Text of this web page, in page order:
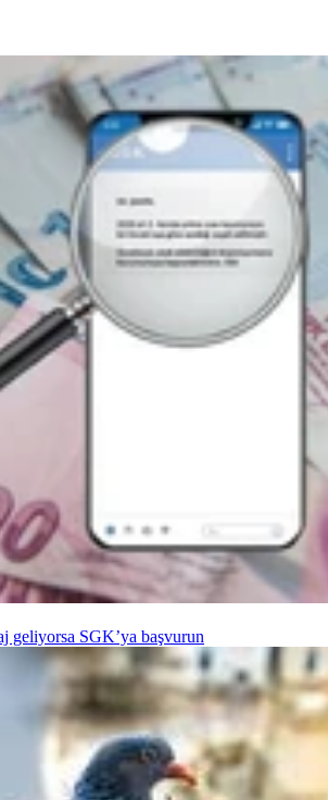
geliyorsa SGK’ya başvurun